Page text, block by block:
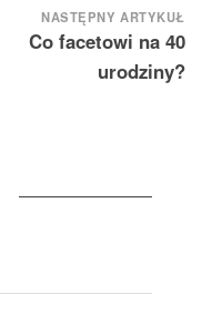
NASTĘPNY ARTYKUŁ
Co facetowi na 40
urodziny?